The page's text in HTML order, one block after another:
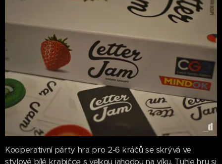
Kooperativní párty hra pro 2-6 kráčů se skrývá ve
stylové bílé krabičce s velkou jahodou na víku. Tuhle hru si